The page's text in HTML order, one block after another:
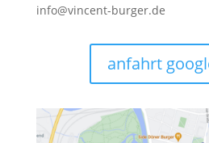
info@vincent-burger.de
anfahrt